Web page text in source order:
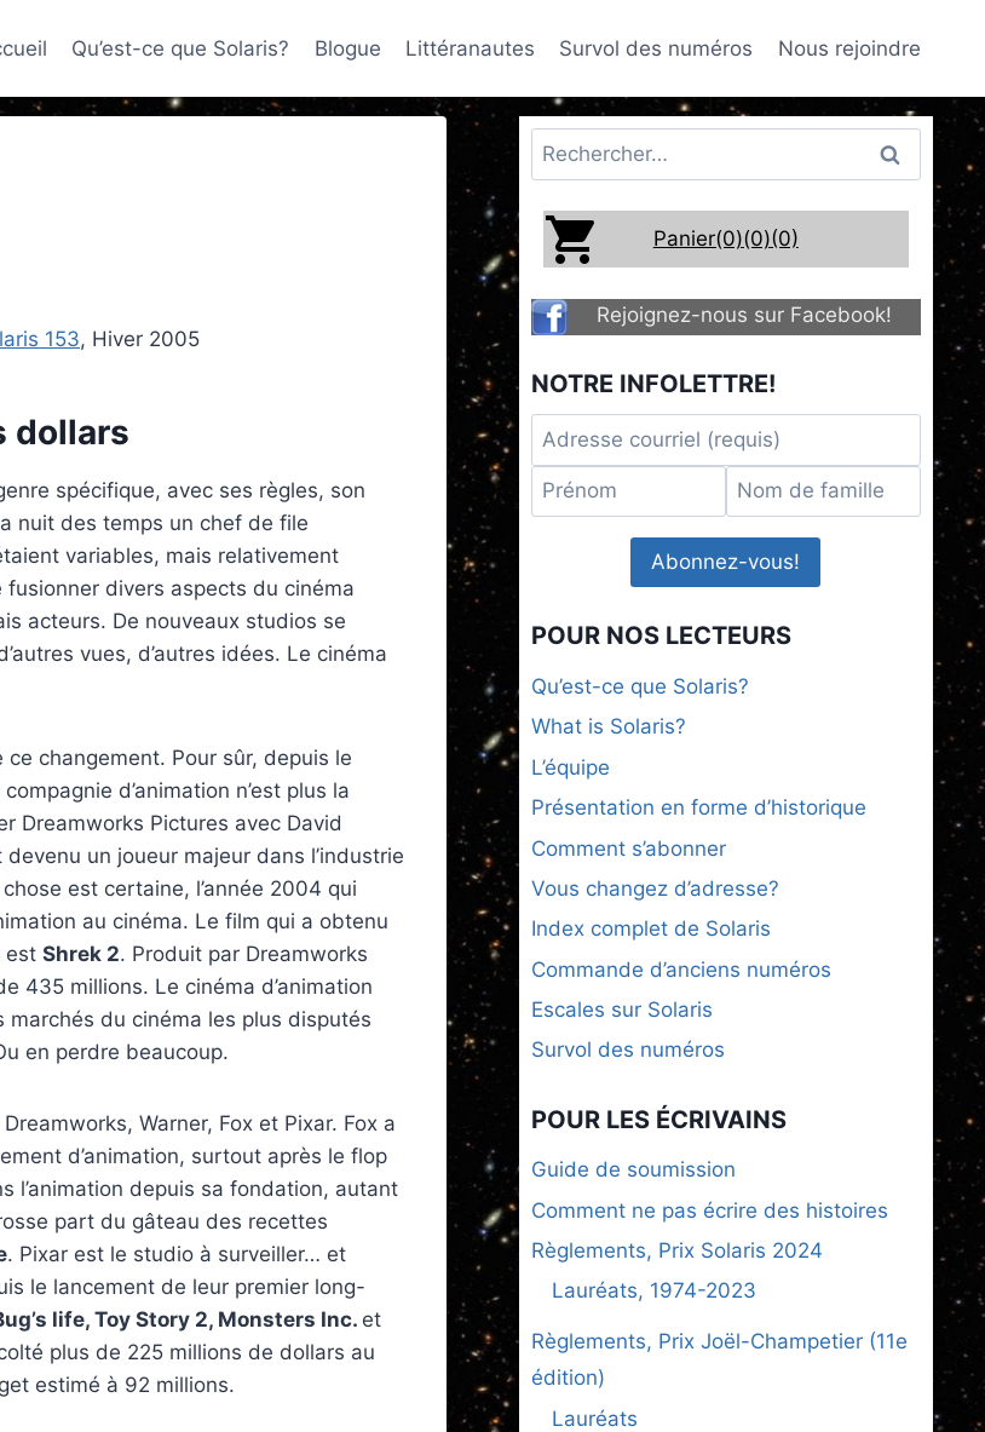
Qu’est-ce que Solaris? Blogue Littéranautes Survol des numéros Nous rejoindre
153, Hiver 2005
dollars
spécifique, avec ses règles, son
nuit des temps un chef de file
variables, mais relativement
divers aspects du cinéma
acteurs. De nouveaux studios se
vues, d’autres idées. Le cinéma
changement. Pour sûr, depuis le
d’animation n’est plus la
Dreamworks Pictures avec David
un joueur majeur dans l’industrie
est certaine, l’année 2004 qui
au cinéma. Le film qui a obtenu
est Shrek 2. Produit par Dreamworks
435 millions. Le cinéma d’animation
marchés du cinéma les plus disputés
en perdre beaucoup.
Warner, Fox et Pixar. Fox a
d’animation, surtout après le flop
l’animation depuis sa fondation, autant
part du gâteau des recettes
. Pixar est le studio à surveiller… et
le lancement de leur premier long-
life, Toy Story 2, Monsters Inc. et
plus de 225 millions de dollars au
estimé à 92 millions.
Rechercher :
Panier(0)(0)(0)
Rejoignez-nous sur Facebook!
NOTRE INFOLETTRE!
POUR NOS LECTEURS
Qu’est-ce que Solaris?
What is Solaris?
L’équipe
Présentation en forme d’historique
Comment s’abonner
Vous changez d’adresse?
Index complet de Solaris
Commande d’anciens numéros
Escales sur Solaris
Survol des numéros
POUR LES ÉCRIVAINS
Guide de soumission
Comment ne pas écrire des histoires
Règlements, Prix Solaris 2024
Lauréats, 1974-2023
Règlements, Prix Joël-Champetier (11e
édition)
Lauréats